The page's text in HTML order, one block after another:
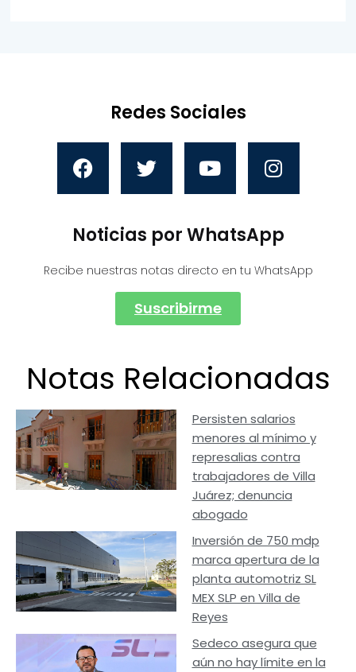
Redes Sociales
Noticias por WhatsApp
Recibe nuestras notas directo en tu WhatsApp
Suscribirme
Notas Relacionadas
Persisten salarios
menores al mínimo y
represalias contra
trabajadores de Villa
Juárez; denuncia
abogado
Inversión de 750 mdp
marca apertura de la
planta automotriz SL
MEX SLP en Villa de
Reyes
Sedeco asegura que
aún no hay límite en la